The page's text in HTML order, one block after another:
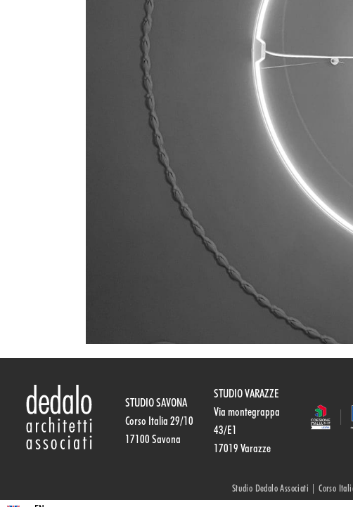
STUDIO SAVONA
Corso Italia 29/10
17100 Savona
STUDIO VARAZZE
Via montegrappa
43/E1
17019 Varazze
Studio Dedalo Associati | Corso